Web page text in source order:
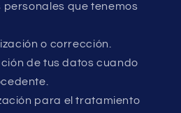
personales que tenemos
o corrección.
de tus datos cuando
para el tratamiento